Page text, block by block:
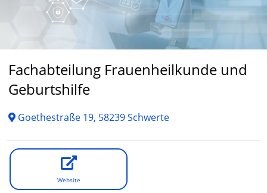
Finden
Fachabteilung Frauenheilkunde und
Geburtshilfe
Goethestraße 19, 58239 Schwerte
Website